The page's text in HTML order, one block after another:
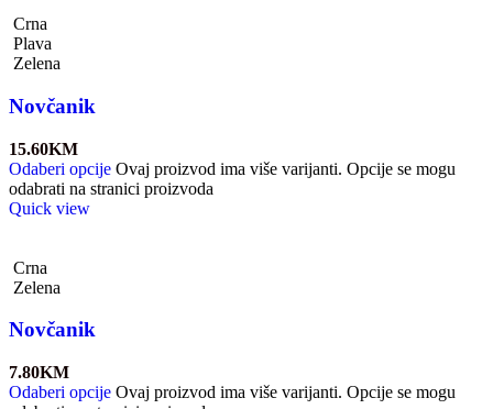
Crna
Plava
Zelena
Novčanik
15.60KM
Odaberi opcije Ovaj proizvod ima više varijanti. Opcije se mogu
odabrati na stranici proizvoda
Quick view
Crna
Zelena
Novčanik
7.80KM
Odaberi opcije Ovaj proizvod ima više varijanti. Opcije se mogu